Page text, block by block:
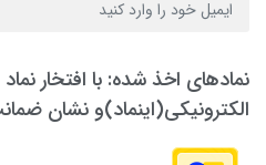
نمادهای اخذ شده: با افتخار
الکترونیکی(اینماد)و نشان